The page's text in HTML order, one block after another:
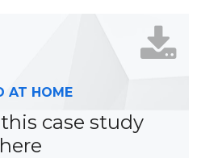
AT HOME
case study
here